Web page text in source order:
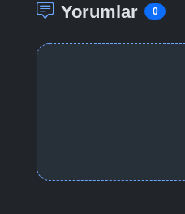
Yorumlar 0